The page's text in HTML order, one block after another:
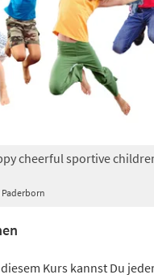
cheerful sportive
Kurs kannst Du